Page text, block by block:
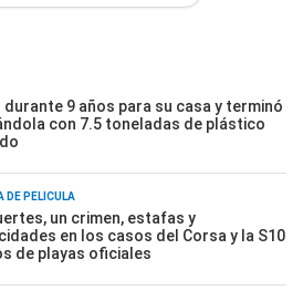
9 años para su casa y terminó
con 7.5 toneladas de plástico
DE PELÍCULA
un crimen, estafas y
en los casos del Corsa y la S10
de playas oficiales